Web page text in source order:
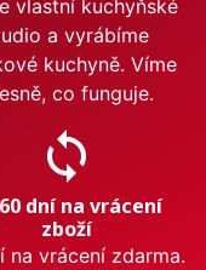
vlastní kuchyňské
a vyrábíme
kuchyně. Víme
co funguje.
sync
dní na vrácení
zboží
na vrácení zdarma.